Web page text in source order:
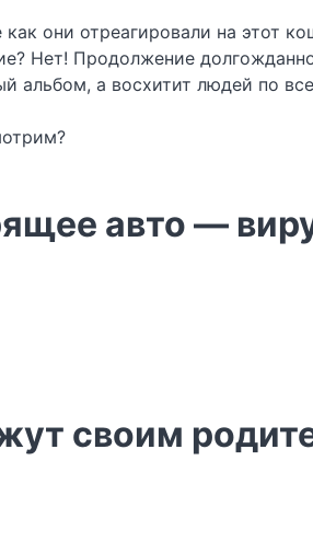
они отреагировали на этот
Нет! Продолжение
альбом, а восхитит людей по
авто —
своим